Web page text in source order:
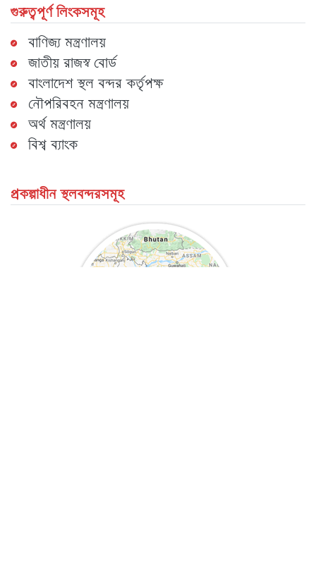
গুরুত্বপূর্ণ লিংকসমূহ
বাণিজ্য মন্ত্রণালয়
জাতীয় রাজস্ব বোর্ড
বাংলাদেশ স্থল বন্দর কর্তৃপক্ষ
নৌপরিবহন মন্ত্রণালয়
অর্থ মন্ত্রণালয়
বিশ্ব ব্যাংক
প্রকল্পাধীন স্থলবন্দরসমূহ